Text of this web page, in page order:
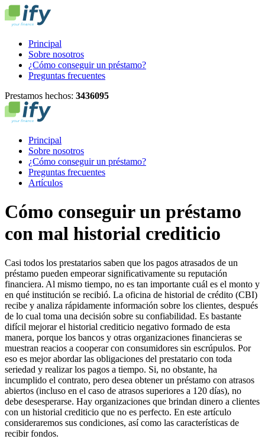
Principal
Sobre nosotros
¿Cómo conseguir un préstamo?
Preguntas frecuentes
Prestamos hechos: 3436095
Principal
Sobre nosotros
¿Cómo conseguir un préstamo?
Preguntas frecuentes
Artículos
Cómo conseguir un préstamo
con mal historial crediticio
Casi todos los prestatarios saben que los pagos atrasados ​​de un
préstamo pueden empeorar significativamente su reputación
financiera. Al mismo tiempo, no es tan importante cuál es el monto y
en qué institución se recibió. La oficina de historial de crédito (CBI)
recibe y analiza rápidamente información sobre los clientes, después
de lo cual toma una decisión sobre su confiabilidad. Es bastante
difícil mejorar el historial crediticio negativo formado de esta
manera, porque los bancos y otras organizaciones financieras se
muestran reacios a cooperar con consumidores sin escrúpulos. Por
eso es mejor abordar las obligaciones del prestatario con toda
seriedad y realizar los pagos a tiempo. Si, no obstante, ha
incumplido el contrato, pero desea obtener un préstamo con atrasos
abiertos (incluso en el caso de atrasos superiores a 120 días), no
debe desesperarse. Hay organizaciones que brindan dinero a clientes
con un historial crediticio que no es perfecto. En este artículo
consideraremos sus condiciones, así como las características de
recibir fondos.